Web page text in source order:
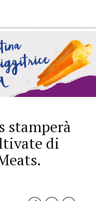
stamperà
di